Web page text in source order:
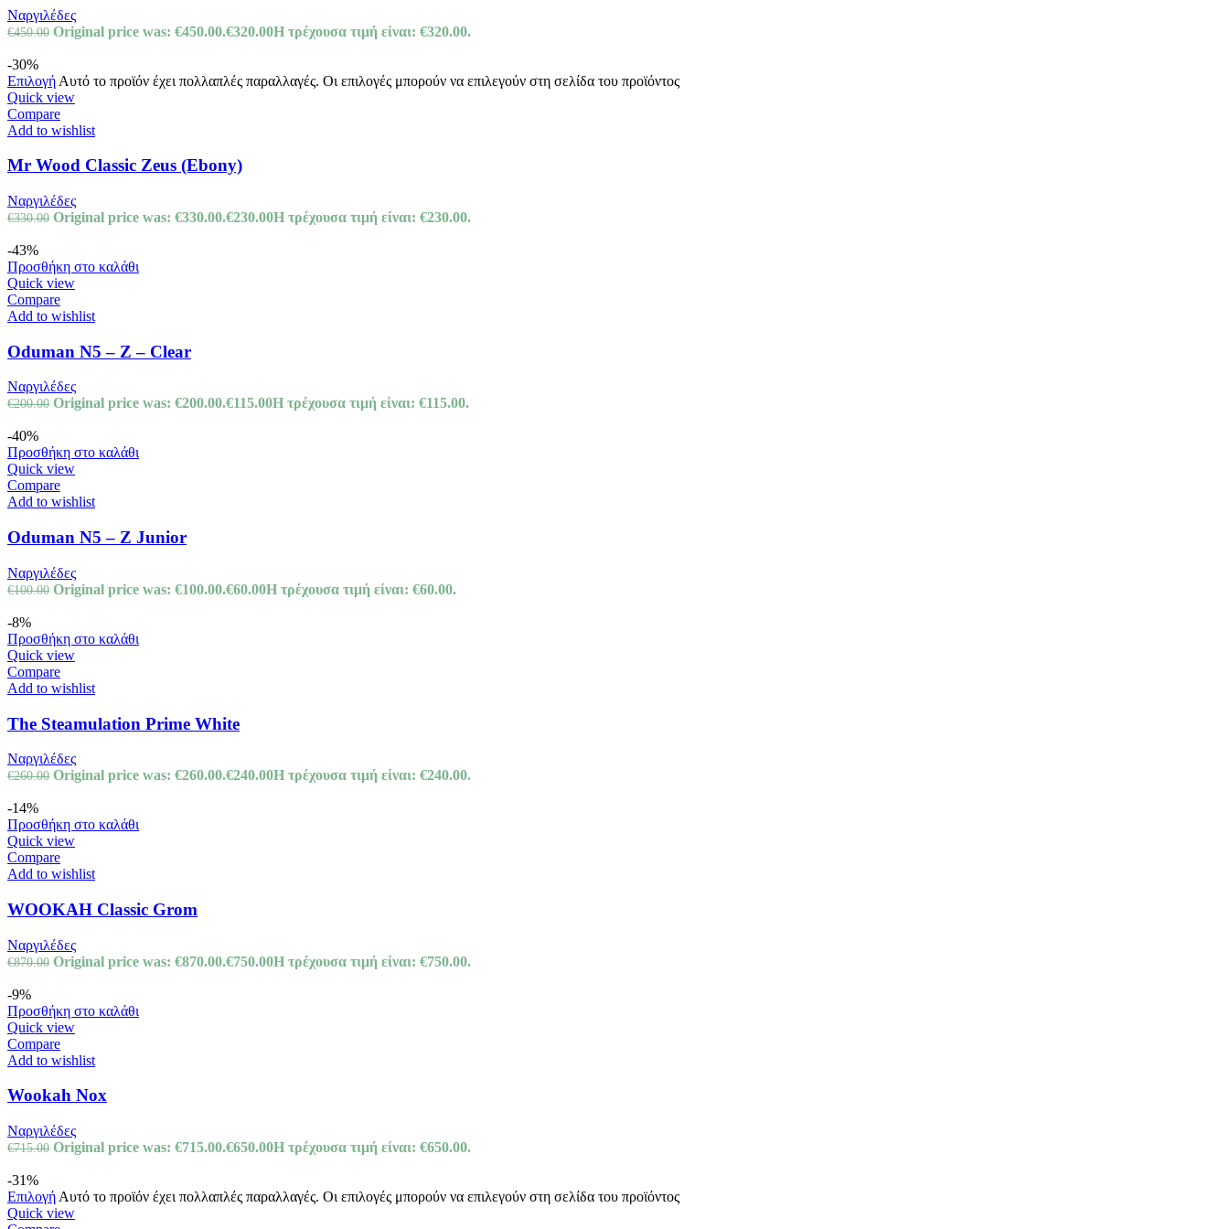
Ναργιλέδες
€450.00 Original price was: €450.00.€320.00Η τρέχουσα τιμή είναι: €320.00.
-30%
Επιλογή Αυτό το προϊόν έχει πολλαπλές παραλλαγές. Οι επιλογές μπορούν να επιλεγούν στη σελίδα του προϊόντος
Quick view
Compare
Add to wishlist
Mr Wood Classic Zeus (Ebony)
Ναργιλέδες
€330.00 Original price was: €330.00.€230.00Η τρέχουσα τιμή είναι: €230.00.
-43%
Προσθήκη στο καλάθι
Quick view
Compare
Add to wishlist
Oduman N5 – Z – Clear
Ναργιλέδες
€200.00 Original price was: €200.00.€115.00Η τρέχουσα τιμή είναι: €115.00.
-40%
Προσθήκη στο καλάθι
Quick view
Compare
Add to wishlist
Oduman N5 – Z Junior
Ναργιλέδες
€100.00 Original price was: €100.00.€60.00Η τρέχουσα τιμή είναι: €60.00.
-8%
Προσθήκη στο καλάθι
Quick view
Compare
Add to wishlist
The Steamulation Prime White
Ναργιλέδες
€260.00 Original price was: €260.00.€240.00Η τρέχουσα τιμή είναι: €240.00.
-14%
Προσθήκη στο καλάθι
Quick view
Compare
Add to wishlist
WOOKAH Classic Grom
Ναργιλέδες
€870.00 Original price was: €870.00.€750.00Η τρέχουσα τιμή είναι: €750.00.
-9%
Προσθήκη στο καλάθι
Quick view
Compare
Add to wishlist
Wookah Nox
Ναργιλέδες
€715.00 Original price was: €715.00.€650.00Η τρέχουσα τιμή είναι: €650.00.
-31%
Επιλογή Αυτό το προϊόν έχει πολλαπλές παραλλαγές. Οι επιλογές μπορούν να επιλεγούν στη σελίδα του προϊόντος
Quick view